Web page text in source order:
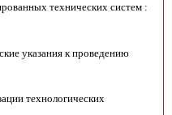
технических систем :
указания к проведению
технологических